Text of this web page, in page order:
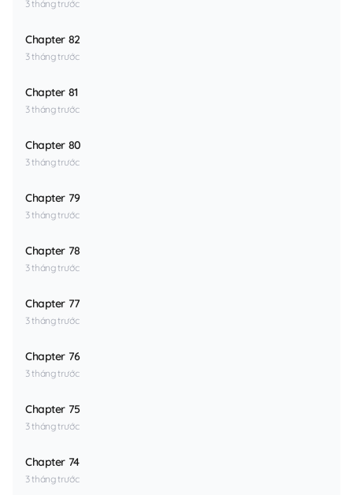
3 tháng trước
Chapter 82
3 tháng trước
Chapter 81
3 tháng trước
Chapter 80
3 tháng trước
Chapter 79
3 tháng trước
Chapter 78
3 tháng trước
Chapter 77
3 tháng trước
Chapter 76
3 tháng trước
Chapter 75
3 tháng trước
Chapter 74
3 tháng trước